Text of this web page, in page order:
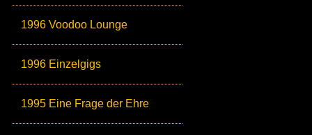
1996 Voodoo Lounge
1996 Einzelgigs
1995 Eine Frage der Ehre